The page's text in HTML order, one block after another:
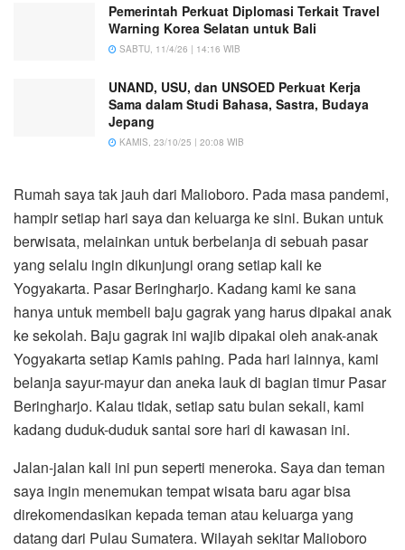
Pemerintah Perkuat Diplomasi Terkait Travel
Warning Korea Selatan untuk Bali
SABTU, 11/4/26 | 14:16 WIB
UNAND, USU, dan UNSOED Perkuat Kerja
Sama dalam Studi Bahasa, Sastra, Budaya
Jepang
KAMIS, 23/10/25 | 20:08 WIB
Rumah saya tak jauh dari Malioboro. Pada masa pandemi,
hampir setiap hari saya dan keluarga ke sini. Bukan untuk
berwisata, melainkan untuk berbelanja di sebuah pasar
yang selalu ingin dikunjungi orang setiap kali ke
Yogyakarta. Pasar Beringharjo. Kadang kami ke sana
hanya untuk membeli baju gagrak yang harus dipakai anak
ke sekolah. Baju gagrak ini wajib dipakai oleh anak-anak
Yogyakarta setiap Kamis pahing. Pada hari lainnya, kami
belanja sayur-mayur dan aneka lauk di bagian timur Pasar
Beringharjo. Kalau tidak, setiap satu bulan sekali, kami
kadang duduk-duduk santai sore hari di kawasan ini.
Jalan-jalan kali ini pun seperti meneroka. Saya dan teman
saya ingin menemukan tempat wisata baru agar bisa
direkomendasikan kepada teman atau keluarga yang
datang dari Pulau Sumatera. Wilayah sekitar Malioboro